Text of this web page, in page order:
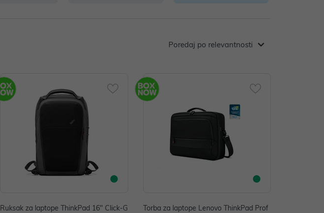
Poredaj po relevantnosti
Ruksak za laptope ThinkPad 16" Click-G
Torba za laptope Lenovo ThinkPad Prof